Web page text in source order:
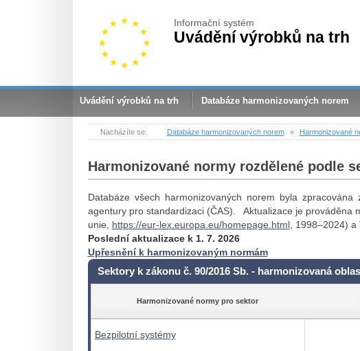
Informační systém
Uvádění výrobků na trh
Uvádění výrobků na trh Databáze harmonizovaných norem
Nacházíte se: Databáze harmonizovaných norem » Harmonizované
Harmonizované normy rozdělené podle
Databáze všech harmonizovaných norem byla
agentury pro standardizaci (ČAS). Aktualizace je prováděna
unie, https://eur-lex.europa.eu/homepage.html, 1998–2024) a
Poslední aktualizace k 1. 7. 2026
Upřesnění k harmonizovaným normám
Sektory k zákonu č. 90/2016 Sb. - harmonizovaná
Harmonizované normy pro sektor
Bezpilotní systémy